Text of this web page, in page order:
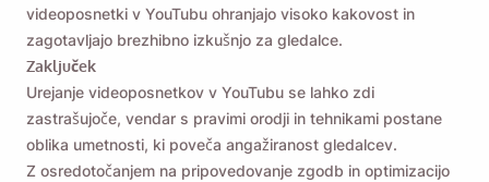
videoposnetki v YouTubu ohranjajo visoko kakovost in
zagotavljajo brezhibno izkušnjo za gledalce.
Zaključek
Urejanje videoposnetkov v YouTubu se lahko zdi
zastrašujoče, vendar s pravimi orodji in tehnikami postane
oblika umetnosti, ki poveča angažiranost gledalcev.
Z osredotočanjem na pripovedovanje zgodb in optimizacijo